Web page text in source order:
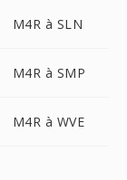
M4R à SLN
M4R à SMP
M4R à WVE